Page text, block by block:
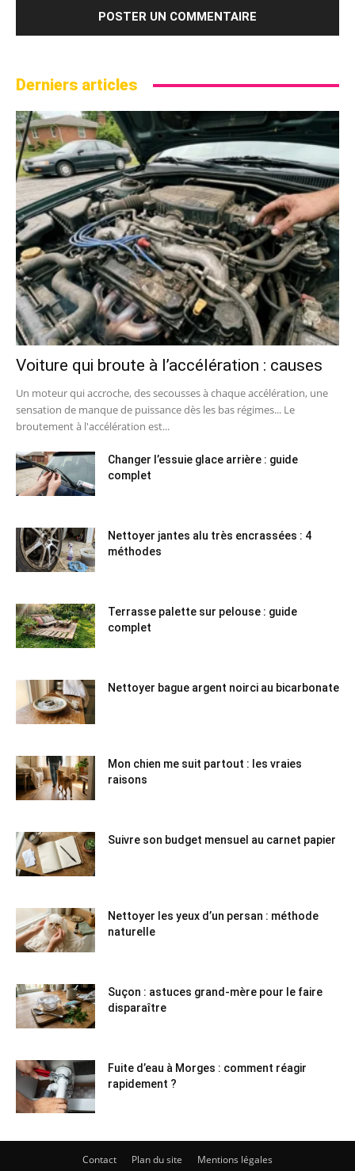
Derniers articles
Voiture qui broute à l’accélération : causes
Un moteur qui accroche, des secousses à chaque accélération, une
sensation de manque de puissance dès les bas régimes... Le
broutement à l'accélération est...
Changer l’essuie glace arrière : guide
complet
Nettoyer jantes alu très encrassées : 4
méthodes
Terrasse palette sur pelouse : guide
complet
Nettoyer bague argent noirci au bicarbonate
Mon chien me suit partout : les vraies
raisons
Suivre son budget mensuel au carnet papier
Nettoyer les yeux d’un persan : méthode
naturelle
Suçon : astuces grand-mère pour le faire
disparaître
Fuite d’eau à Morges : comment réagir
rapidement ?
Contact Plan du site Mentions légales